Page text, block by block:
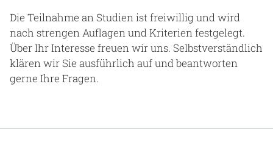
Die Teilnahme an Studien ist freiwillig und wird
nach strengen Auflagen und Kriterien festgelegt.
Über Ihr Interesse freuen wir uns. Selbstverständlich
klären wir Sie ausführlich auf und beantworten
gerne Ihre Fragen.